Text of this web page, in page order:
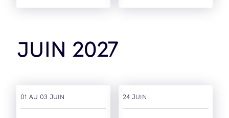
juin 2027
01 AU 03 juin 24 juin